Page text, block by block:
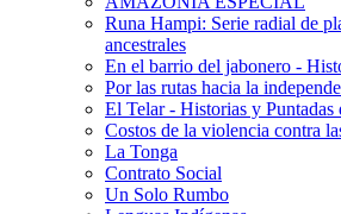
Runa Hampi: Serie radial de
ancestrales
En el barrio del jabonero -
Por las rutas hacia la
El Telar - Historias y Puntadas
Costos de la violencia contra
La Tonga
Contrato Social
Un Solo Rumbo